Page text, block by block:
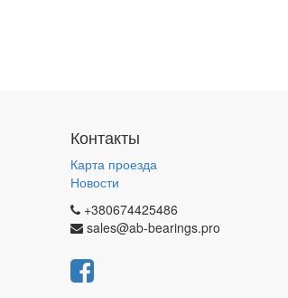
Контакты
Карта проезда
Новости
+380674425486
sales@ab-bearings.pro